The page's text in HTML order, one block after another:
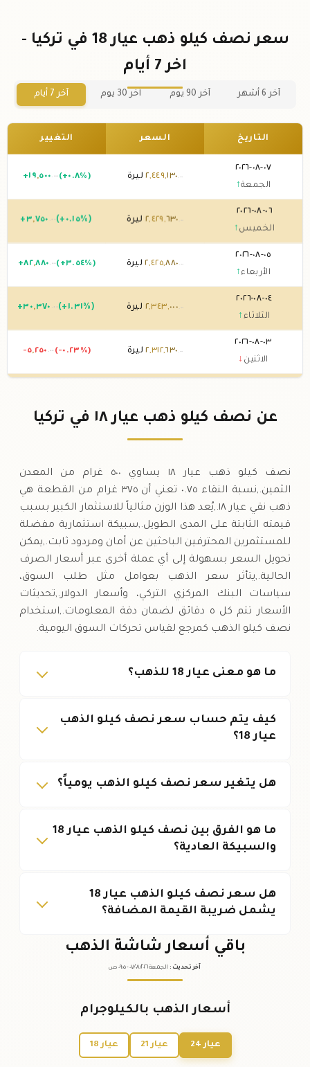
سعر نصف كيلو ذهب عيار 18 في تركيا -
اخر 7 أيام
آخر 6 أشهر آخر 90 يوم آخر 30 يوم آخر 7 أيام
التاريخ السعر التغيير
٠٧-٠٨-٢٠٢٦
الجمعة↑
٢,٤٤٩,١٣٠ .٠٠ ليرة +١٩,٥٠٠ .٠٠ (+٠.٨%)
٠٦-٠٨-٢٠٢٦
الخميس ↑
٢,٤٢٩, ٦٣٠ ليرة +٣,٧٥٠ .٠٠ (+٠.١٥%)
٠٥-٠٨-٢٠٢٦
الأربعاء↑
٢,٤٢٥,٨٨٠ .٠٠ ليرة +٨٢,٨٨٠ .٠٠ (+٣.٥٤%)
٠٤-٠٨-٢٠٢٦
الثلاثاء ↑
٢ ,٣٤٣,٠٠٠ .٠٠ ليرة +٣٠,٣٧٠ .٠٠ (+١.٣١%)
٠٣-٠٨-٢٠٢٦
الاثنين ↓
٢,٣١٢,٦٣٠ .٠٠ ليرة -٥,٢٥٠ .٠٠ (-٠.٢٣%)
٢,٣١٧,١٣٠.٠٠ ليرة
عن نصف كيلو ذهب عيار ١٨ في تركيا
نصف كيلو ذهب عيار ١٨ يساوي ٥٠٠ غرام من المعدن
الثمين.,نسبة النقاء ٠.٧٥ تعني أن ٣٧٥ غرام من القطعة هي
ذهب نقي عيار ١٨.,يُعد هذا الوزن مثالياً للاستثمار الكبير بسبب
قيمته الثابتة على المدى الطويل.,سبيكة استثمارية مفضلة
للمستثمرين المحترفين الباحثين عن أمان ومردود ثابت.,يمكن
تحويل السعر بسهولة إلى أي عملة أخرى عبر أسعار الصرف
الحالية.,يتأثر سعر الذهب بعوامل مثل طلب السوق،
سياسات البنك المركزي التركي، وأسعار الدولار.,تحديثات
الأسعار تتم كل ٥ دقائق لضمان دقة المعلومات.,استخدام
نصف كيلو الذهب كمرجع لقياس تحركات السوق اليومية.
ما هو معنى عيار 18 للذهب؟
كيف يتم حساب سعر نصف كيلو الذهب
عيار 18؟
هل يتغير سعر نصف كيلو الذهب يومياً؟
ما هو الفرق بين نصف كيلو الذهب عيار 18
والسبيكة العادية؟
هل سعر نصف كيلو الذهب عيار 18
يشمل ضريبة القيمة المضافة؟
باقي أسعار شاشة الذهب
آخر تحديث : الجمعة ٠٧ /٠٨/٢٠٢٦ - ٠٩:٠٥ ص
أسعار الذهب بالكيلوجرام
عيار 24 عيار 21 عيار 18